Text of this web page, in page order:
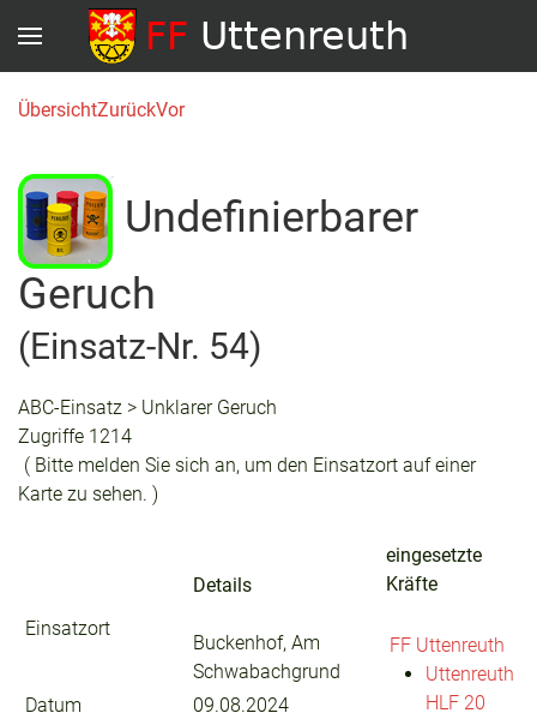
ÜbersichtZurückVor
Undefinierbarer
Geruch
(Einsatz-Nr. 54)
ABC-Einsatz > Unklarer Geruch
Zugriffe 1214
( Bitte melden Sie sich an, um den Einsatzort auf einer
Karte zu sehen. )
Einsatzort
Details
Buckenhof, Am
Schwabachgrund
Datum
09.08.2024
eingesetzte
Kräfte
FF Uttenreuth
Uttenreuth
HLF 20